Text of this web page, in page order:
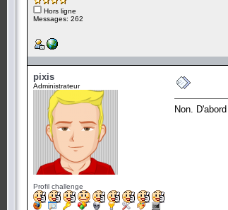
Hors ligne
Messages: 262
pixis
Administrateur
Profil challenge
Non.